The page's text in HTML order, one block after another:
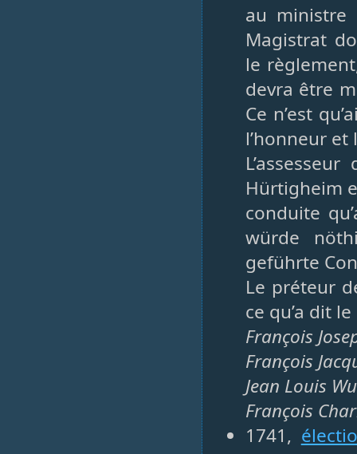
au ministre
Magistrat
le
devra être
Ce n’est
l’honneur
Hürtigheim
conduite
würde
geführte
Le préteur
ce qu’a dit
François
François
Jean Louis
François
1741,